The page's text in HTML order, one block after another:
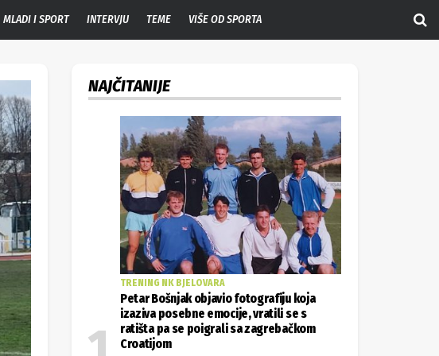
MLADI I SPORT INTERVJU TEME VIŠE OD SPORTA
NAJČITANIJE
TRENING NK BJELOVARA
Petar Bošnjak objavio fotografiju koja
izaziva posebne emocije, vratili se s
ratišta pa se poigrali sa zagrebačkom
Croatijom